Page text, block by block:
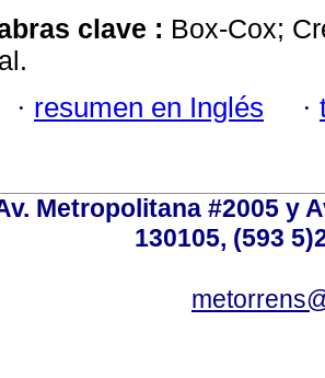
clave : Box-Cox;
· resumen en Inglés ·
Metropolitana #2005 y
130105, (593